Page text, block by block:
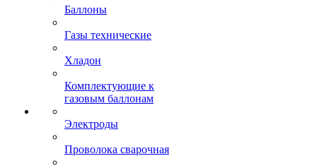
Баллоны
Газы технические
Хладон
Комплектующие к
газовым баллонам
Электроды
Проволока сварочная